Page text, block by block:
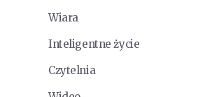
Wiara
Inteligentne życie
Czytelnia